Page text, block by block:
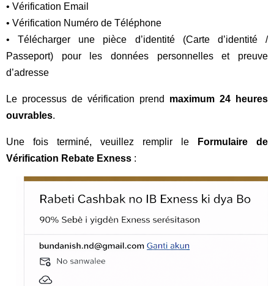
• Vérification Email
• Vérification Numéro de Téléphone
• Télécharger une pièce d’identité (Carte d’identité /
Passeport) pour les données personnelles et preuve
d’adresse
Le processus de vérification prend maximum 24 heures
ouvrables.
Une fois terminé, veuillez remplir le
Formulaire de
Vérification Rebate Exness :